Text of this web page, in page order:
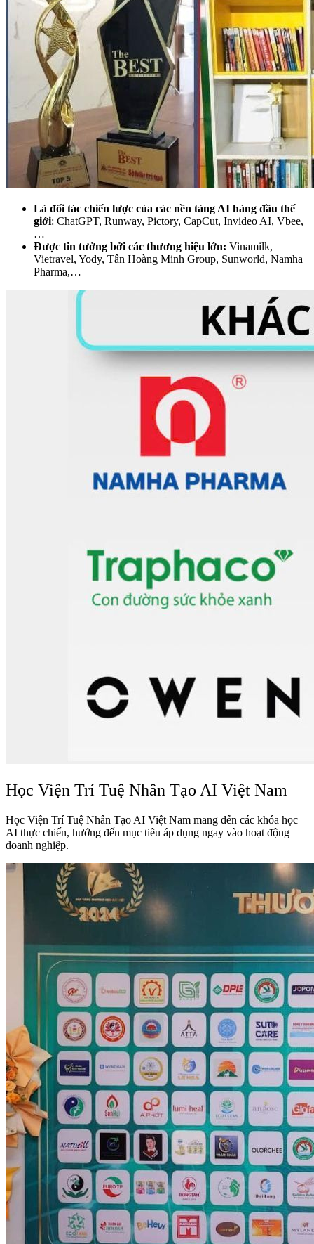
Là đối tác chiến lược của các nền tảng AI hàng đầu thế
giới: ChatGPT, Runway, Pictory, CapCut, Invideo AI, Vbee,
…
Được tin tưởng bởi các thương hiệu lớn: Vinamilk,
Vietravel, Yody, Tân Hoàng Minh Group, Sunworld, Namha
Pharma,…
Học Viện Trí Tuệ Nhân Tạo AI Việt Nam
Học Viện Trí Tuệ Nhân Tạo AI Việt Nam mang đến các khóa học
AI thực chiến, hướng đến mục tiêu áp dụng ngay vào hoạt động
doanh nghiệp.